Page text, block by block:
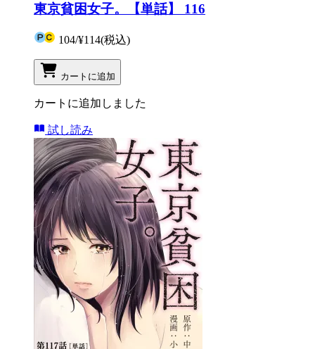
東京貧困女子。【単話】 116
104/¥114(税込)
カートに追加
カートに追加しました
試し読み